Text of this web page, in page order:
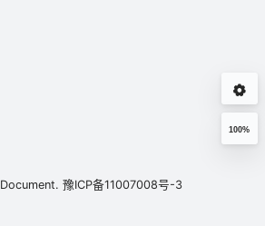
100%
Document. 豫ICP备11007008号-3